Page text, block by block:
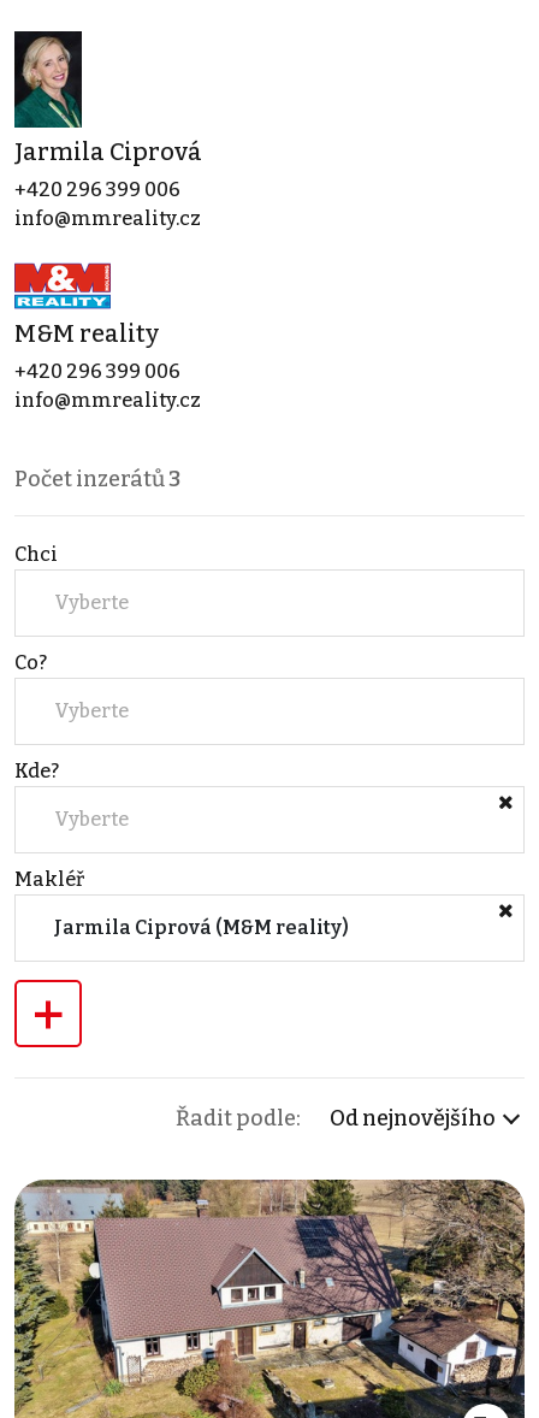
Jarmila Ciprová
+420 296 399 006
info@mmreality.cz
M&M reality
+420 296 399 006
info@mmreality.cz
Počet inzerátů3
Chci
Vyberte
Co?
Vyberte
Kde?
Vyberte
Makléř
Jarmila Ciprová (M&M reality)
+
Řadit podle: Od nejnovějšího